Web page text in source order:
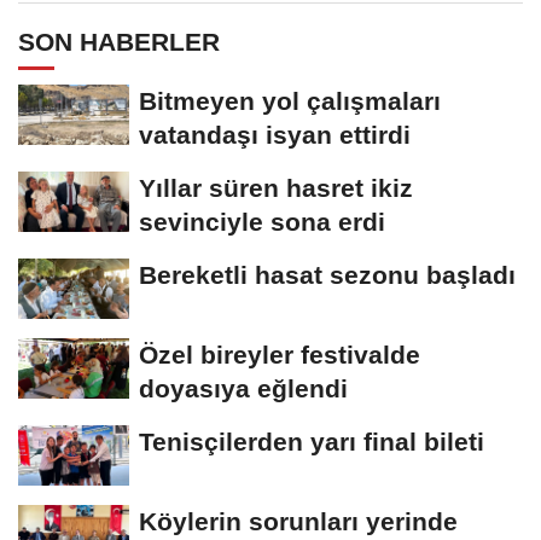
SON HABERLER
Bitmeyen yol çalışmaları
vatandaşı isyan ettirdi
Yıllar süren hasret ikiz
sevinciyle sona erdi
Bereketli hasat sezonu başladı
Özel bireyler festivalde
doyasıya eğlendi
Tenisçilerden yarı final bileti
Köylerin sorunları yerinde